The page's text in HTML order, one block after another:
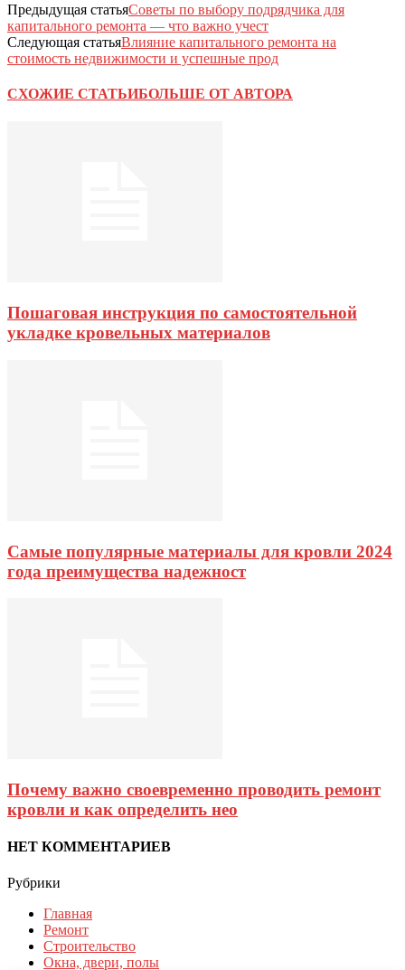
Предыдущая статьяСоветы по выбору подрядчика для
капитального ремонта — что важно учест
Следующая статьяВлияние капитального ремонта на
стоимость недвижимости и успешные прод
СХОЖИЕ СТАТЬИБОЛЬШЕ ОТ АВТОРА
Пошаговая инструкция по самостоятельной
укладке кровельных материалов
Самые популярные материалы для кровли 2024
года преимущества надежност
Почему важно своевременно проводить ремонт
кровли и как определить нео
НЕТ КОММЕНТАРИЕВ
Рубрики
Главная
Ремонт
Строительство
Окна, двери, полы